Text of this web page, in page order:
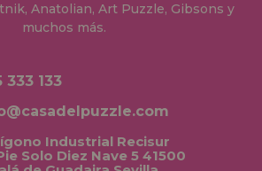
Anatolian, Art Puzzle, Gibsons y
muchos más.
333 133
Industrial Recisur
Solo Diez Nave 5 41500